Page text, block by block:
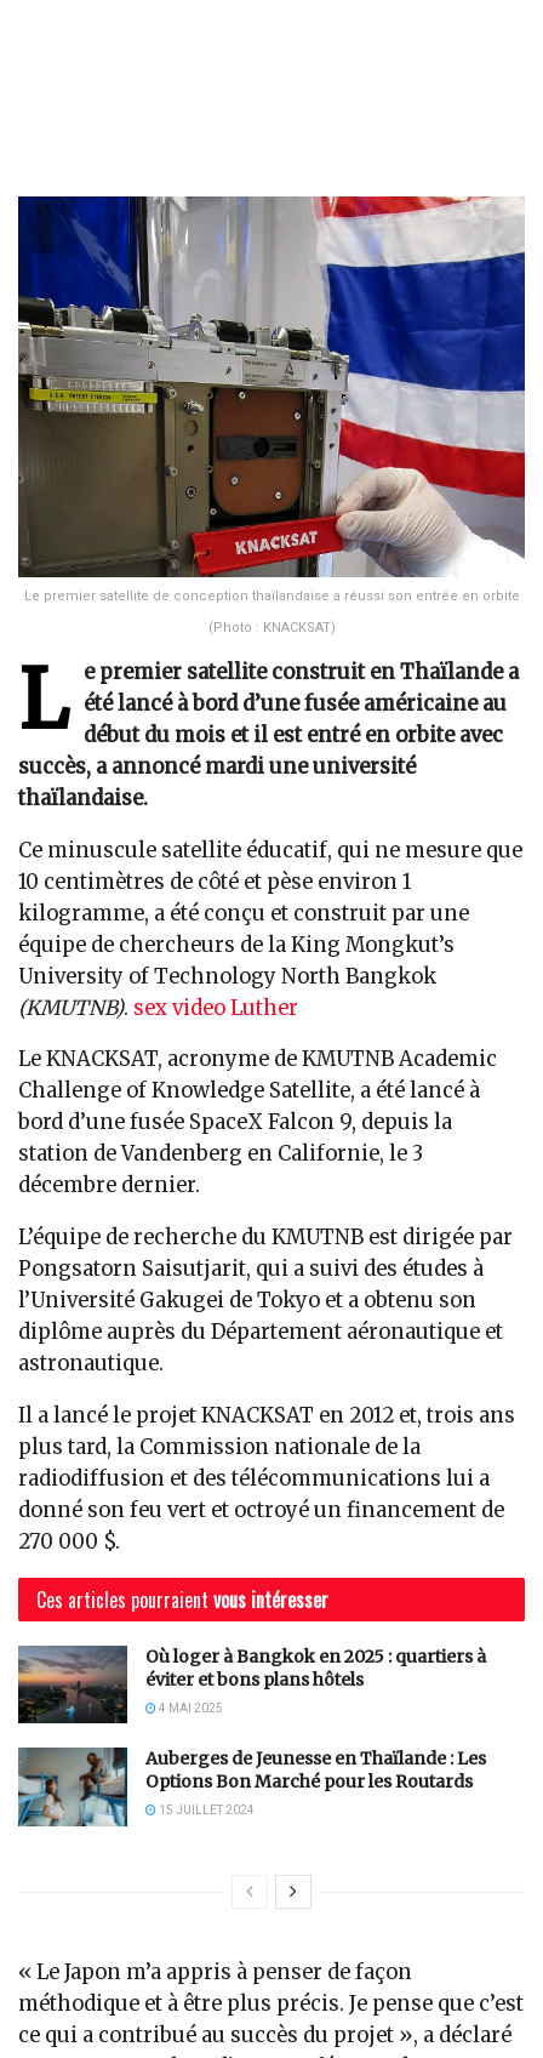
Le premier satellite de conception thaïlandaise a réussi son entrée en orbite
(Photo : KNACKSAT)
L
e premier satellite construit en Thaïlande a
été lancé à bord d’une fusée américaine au
début du mois et il est entré en orbite avec
succès, a annoncé mardi une université
thaïlandaise.
Ce minuscule satellite éducatif, qui ne mesure que
10 centimètres de côté et pèse environ 1
kilogramme, a été conçu et construit par une
équipe de chercheurs de la King Mongkut’s
University of Technology North Bangkok
(KMUTNB). sex video Luther
Le KNACKSAT, acronyme de KMUTNB Academic
Challenge of Knowledge Satellite, a été lancé à
bord d’une fusée SpaceX Falcon 9, depuis la
station de Vandenberg en Californie, le 3
décembre dernier.
L’équipe de recherche du KMUTNB est dirigée par
Pongsatorn Saisutjarit, qui a suivi des études à
l’Université Gakugei de Tokyo et a obtenu son
diplôme auprès du Département aéronautique et
astronautique.
Il a lancé le projet KNACKSAT en 2012 et, trois ans
plus tard, la Commission nationale de la
radiodiffusion et des télécommunications lui a
donné son feu vert et octroyé un financement de
270 000 $.
Ces articles pourraient vous intéresser
Où loger à Bangkok en 2025 : quartiers à
éviter et bons plans hôtels
4 MAI 2025
Auberges de Jeunesse en Thaïlande : Les
Options Bon Marché pour les Routards
15 JUILLET 2024
« Le Japon m’a appris à penser de façon
méthodique et à être plus précis. Je pense que c’est
ce qui a contribué au succès du projet », a déclaré